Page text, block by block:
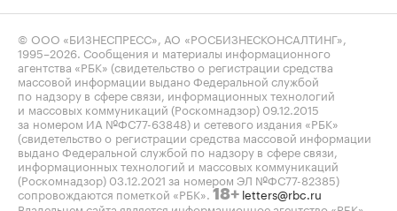
© ООО «БИЗНЕСПРЕСС», АО «РОСБИЗНЕСКОНСАЛТИНГ»,
1995–2026 . Сообщения и материалы информационного
агентства «РБК» (свидетельство о регистрации средства
массовой информации выдано Федеральной службой
по надзору в сфере связи, информационных технологий
и массовых коммуникаций (Роскомнадзор) 09.12.2015
за номером ИА №ФС77-63848) и сетевого издания «РБК»
(свидетельство о регистрации средства массовой информации
выдано Федеральной службой по надзору в сфере связи,
информационных технологий и массовых коммуникаций
(Роскомнадзор) 03.12.2021 за номером ЭЛ №ФС77-82385)
сопровождаются пометкой «РБК». 18+ letters@rbc.ru